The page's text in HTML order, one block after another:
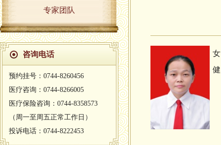
专家团队
咨询电话
预约挂号：0744-8260456
医疗咨询：0744-8266005
医疗保险咨询：0744-8358573
（周一至周五正常工作日）
投诉电话：0744-8222453